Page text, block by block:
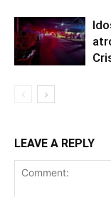
LEAVE A REPLY